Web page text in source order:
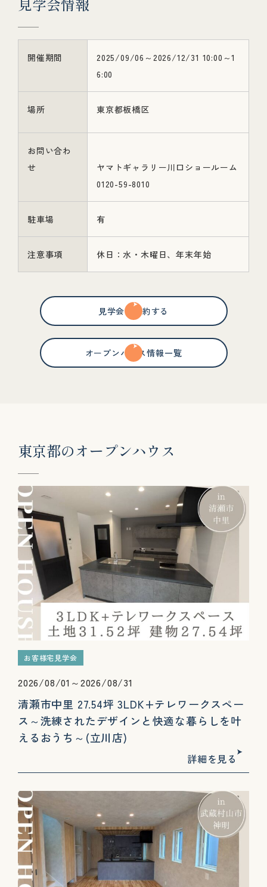
開催期間
2025/09/06～2026/12/31 10:00～1
6:00
場所 東京都板橋区
お問い合わ
せ
ヤマトギャラリー川口ショールーム
0120-59-8010
駐車場 有
注意事項 休日：水・木曜日、年末年始
見学会を予約する
オープンハウス情報一覧
東京都のオープンハウ ス
お客様宅見学会
2026/08/01～2026/08/31
清瀬市中里 27.54坪 3LDK+テレワークスペー
ス～洗練されたデザインと快適な暮らしを叶
えるおうち～(立川店)
詳細を見る